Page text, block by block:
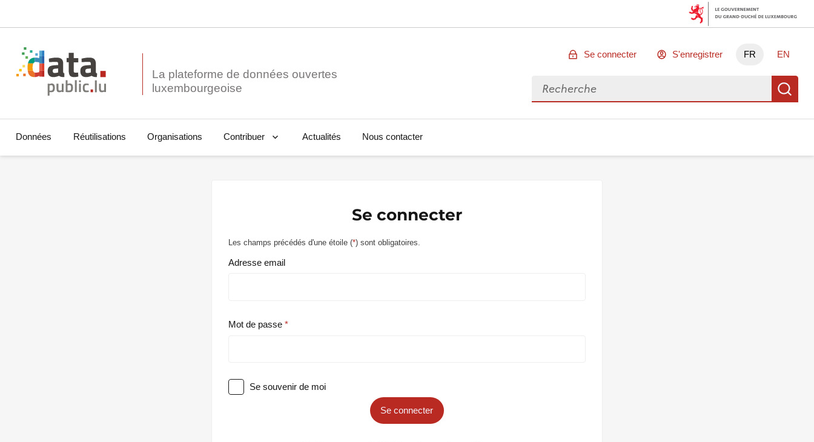
La plateforme de données ouvertes
Se connecter S'enregistrer FR EN
Rechercher des données
Données Réutilisations Organisations Contribuer Actualités Nous contacter
Se connecter
Les champs précédés d'une étoile (*) sont obligatoires.
Adresse email
Mot de passe
Se souvenir de moi
Se connecter